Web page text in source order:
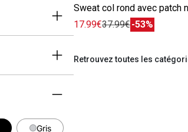
Gris
Sweat col rond avec patch
17.99€37.99€-53%
Retrouvez toutes les